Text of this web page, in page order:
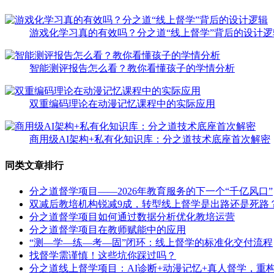
游戏化学习真的有效吗？分之道“线上督学”背后的设计
智能测评报告怎么看？教你看懂孩子的学情分析
双重编码理论在动漫记忆课程中的实际应用
商用级AI架构+私有化知识库：分之道技术底座首次解密
同类文章排行
分之道督学项目——2026年教育服务的下一个“千亿风口”
双减后教培机构锐减9成，转型线上督学是出路还是死路
分之道督学项目如何通过数据分析优化教培运营
分之道督学项目在教师赋能中的应用
“测—学—练—考—固”闭环：线上督学的标准化交付流程
找督学需谨慎！这些坑你踩过吗？
分之道线上督学项目：AI诊断+动漫记忆+真人督学，重